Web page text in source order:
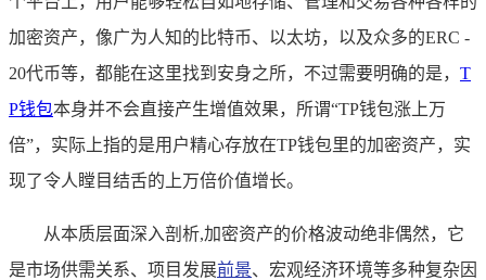
加密资产，像广为人知的比特币、以太坊，以及众多的ERC -
20代币等，都能在这里找到安身之所，不过需要明确的是， T
P钱包本身并不会直接产生增值效果，所谓“TP钱包涨上万
倍”，实际上指的是用户精心存放在TP钱包里的加密资产，实
现了令人瞠目结舌的上万倍价值增长。
从本质层面深入剖析,加密资产的价格波动绝非偶然，它
是市场供需关系、项目发展前景、宏观经济环境等多种复杂因